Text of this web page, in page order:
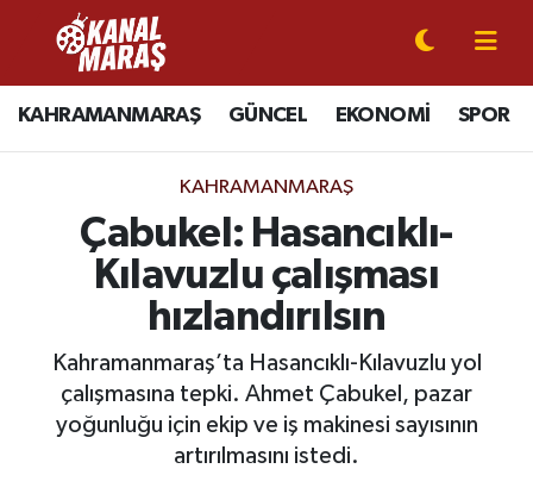
KAHRAMANMARAŞ GÜNCEL EKONOMİ SPOR
KAHRAMANMARAŞ
Çabukel: Hasancıklı-
Kılavuzlu çalışması
hızlandırılsın
Kahramanmaraş’ta Hasancıklı-Kılavuzlu yol
çalışmasına tepki. Ahmet Çabukel, pazar
yoğunluğu için ekip ve iş makinesi sayısının
artırılmasını istedi.
CANLI YAYIN
KAHRAMANMARAŞ
SPOR
EKONOMİ
Kahramanmaraş Nöbetçi Eczaneler
Kahramanmaraş Hava Durumu
Kahramanmaraş Trafik Yoğunluk Haritası
Süper Lig Puan Durumu ve Fikstür
Tüm Manşetler
Son Dakika Haberleri